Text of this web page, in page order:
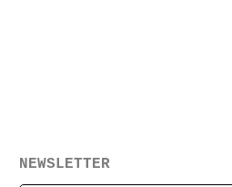
NEWSLETTER